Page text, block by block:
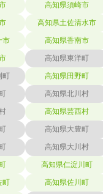
高知県須崎市
高知県土佐清水市
市 高知県香南市
高知県東洋町
町 高知県田野町
高知県北川村
高知県芸西村
高知県大豊町
高知県大川村
高知県仁淀川町
町 高知県佐川町